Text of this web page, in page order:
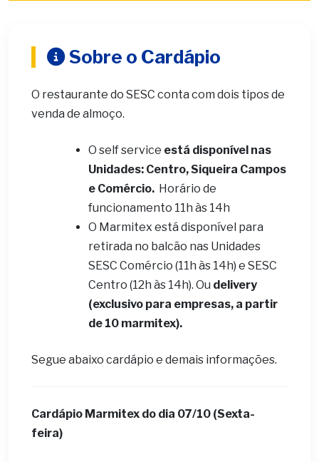
Sobre o Cardápio
O restaurante do SESC conta com dois tipos de
venda de almoço.
O self service está disponível nas
Unidades: Centro, Siqueira Campos
e Comércio. Horário de
funcionamento 11h às 14h
O Marmitex está disponível para
retirada no balcão nas Unidades
SESC Comércio (11h às 14h) e SESC
Centro (12h às 14h). Ou delivery
(exclusivo para empresas, a partir
de 10 marmitex).
Segue abaixo cardápio e demais informações.
Cardápio Marmitex do dia 07/10 (Sexta-
feira)